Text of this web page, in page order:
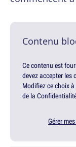
Contenu
Ce contenu est
devez accepter les
Modifiez ce choix
de la
Gérer